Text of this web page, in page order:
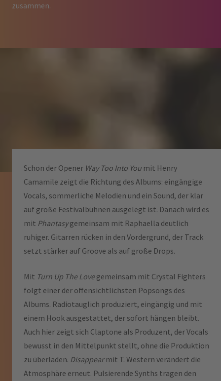
zusammen.
Schon der Opener Way Too Into You mit Henry
Camamile zeigt die Richtung des Albums: eingängige
Vocals, sommerliche Melodien und ein Sound, der klar
auf große Festivalbühnen ausgelegt ist. Danach wird es
mit Phantasygemeinsam mit Raphaella deutlich
ruhiger. Gitarren rücken in den Vordergrund, der Track
setzt stärker auf Groove als auf große Drops.
Mit Turn Up The Lovegemeinsam mit Crystal Fighters
folgt einer der offensichtlichsten Popsongs des
Albums. Radiotauglich produziert, eingängig und mit
einem Hook ausgestattet, der sofort hängen bleibt.
Auch hier zeigt sich Claptone als Produzent, der Vocals
bewusst in den Mittelpunkt stellt, ohne die Produktion
zu überladen. Disappearmit T. Western verändert die
Atmosphäre erneut. Pulsierende Synths tragen den